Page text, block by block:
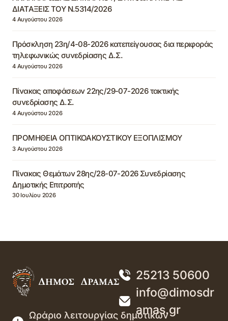
ΔΙΑΤΑΞΕΙΣ ΤΟΥ Ν.5314/2026
4 Αυγούστου 2026
Πρόσκληση 23η/4-08-2026 κατεπείγουσας δια περιφοράς
τηλεφωνικώς συνεδρίασης Δ.Σ.
4 Αυγούστου 2026
Πίνακας αποφάσεων 22ης/29-07-2026 τακτικής
συνεδρίασης Δ.Σ.
4 Αυγούστου 2026
ΠΡΟΜΗΘΕΙΑ ΟΠΤΙΚΟΑΚΟΥΣΤΙΚΟΥ ΕΞΟΠΛΙΣΜΟΥ
3 Αυγούστου 2026
Πίνακας Θεμάτων 28ης/28-07-2026 Συνεδρίασης
Δημοτικής Επιτροπής
30 Ιουλίου 2026
25213 50600
info@dimosdr
amas.gr
Ωράριο λειτουργίας δημοτικών